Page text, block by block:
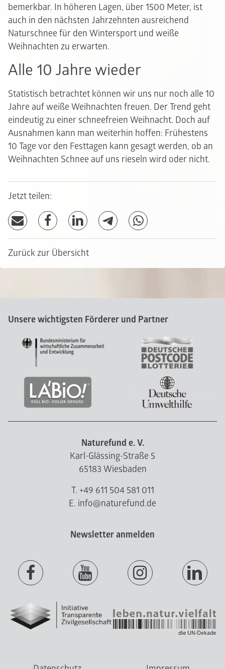
bemerkbar. In höheren Lagen, über 1500 Meter, ist
auch in den nächsten Jahrzehnten ausreichend
Naturschnee für den Wintersport und weiße
Weihnachten zu erwarten.
Alle 10 Jahre wieder
Statistisch betrachtet können wir uns nur noch alle 10
Jahre auf weiße Weihnachten freuen. Der Trend geht
eindeutig zu einer schneefreien Weihnacht. Doch auf
Ausnahmen kann man weiterhin hoffen: Frühestens
10 Tage vor den Festtagen kann gesagt werden, ob an
Weihnachten Schnee auf uns rieseln wird oder nicht.
Jetzt teilen:
Zurück zur Übersicht
Unsere wichtigsten Förderer und Partner
Naturefund e. V.
Karl-Glässing-Straße 5
65183 Wiesbaden
T. +49 611 504 581 011
E. info@naturefund.de
Newsletter anmelden